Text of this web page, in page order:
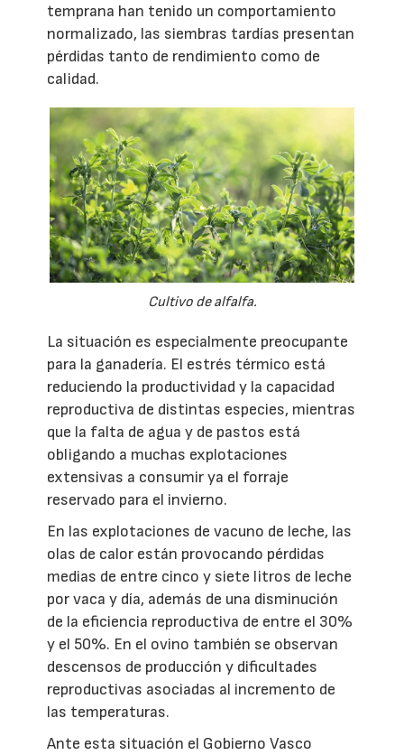
temprana han tenido un comportamiento
normalizado, las siembras tardías presentan
pérdidas tanto de rendimiento como de
calidad.
Cultivo de alfalfa.
La situación es especialmente preocupante
para la ganadería. El estrés térmico está
reduciendo la productividad y la capacidad
reproductiva de distintas especies, mientras
que la falta de agua y de pastos está
obligando a muchas explotaciones
extensivas a consumir ya el forraje
reservado para el invierno.
En las explotaciones de vacuno de leche, las
olas de calor están provocando pérdidas
medias de entre cinco y siete litros de leche
por vaca y día, además de una disminución
de la eficiencia reproductiva de entre el 30%
y el 50%. En el ovino también se observan
descensos de producción y dificultades
reproductivas asociadas al incremento de
las temperaturas.
Ante esta situación el Gobierno Vasco